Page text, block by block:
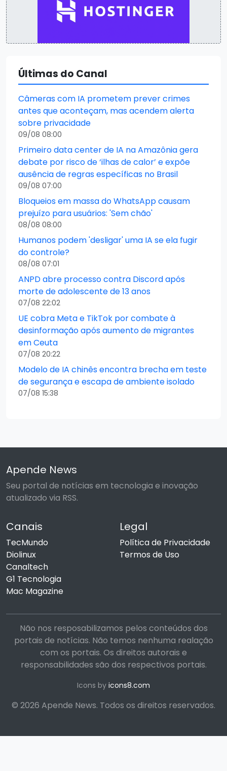
Últimas do Canal
Câmeras com IA prometem prever crimes
antes que aconteçam, mas acendem alerta
sobre privacidade
09/08 08:00
Primeiro data center de IA na Amazônia gera
debate por risco de ‘ilhas de calor’ e expõe
ausência de regras específicas no Brasil
09/08 07:00
Bloqueios em massa do WhatsApp causam
prejuízo para usuários: 'Sem chão'
08/08 08:00
Humanos podem 'desligar' uma IA se ela fugir
do controle?
08/08 07:01
ANPD abre processo contra Discord após
morte de adolescente de 13 anos
07/08 22:02
UE cobra Meta e TikTok por combate à
desinformação após aumento de migrantes
em Ceuta
07/08 20:22
Modelo de IA chinês encontra brecha em teste
de segurança e escapa de ambiente isolado
07/08 15:38
Apende News
Seu portal de notícias em tecnologia e inovação
atualizado via RSS.
Canais
TecMundo
Diolinux
Canaltech
G1 Tecnologia
Mac Magazine
Legal
Política de Privacidade
Termos de Uso
Não nos resposabilizamos pelos conteúdos dos
portais de notícias. Não temos nenhuma realação
com os portais. Os direitos autorais e
responsabilidades são dos respectivos portais.
Icons by icons8.com
© 2026 Apende News. Todos os direitos reservados.